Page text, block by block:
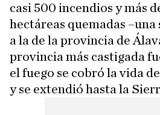
casi 500 incendios y más
hectáreas quemadas
a la de la provincia de
provincia más castigada
el fuego se cobró la vida
y se extendió hasta la